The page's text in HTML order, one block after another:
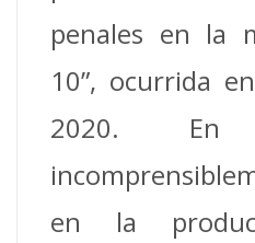
penales en la
10”, ocurrida
2020.
en la